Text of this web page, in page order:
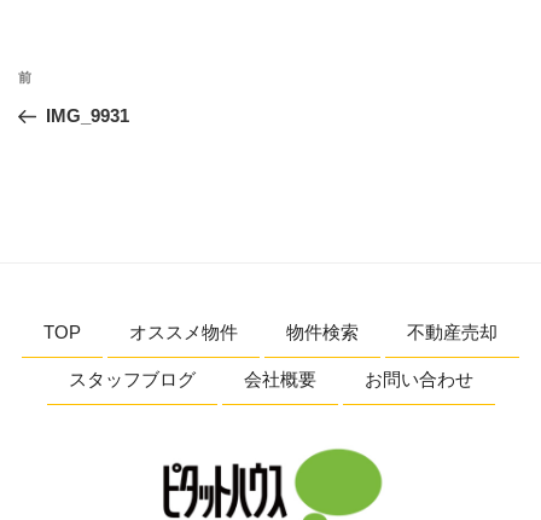
投
ナ
前
の
前
IMG_9931
TOP オススメ物件 物件検索 不動産売却
スタッフブログ 会社概要 お問い合わせ